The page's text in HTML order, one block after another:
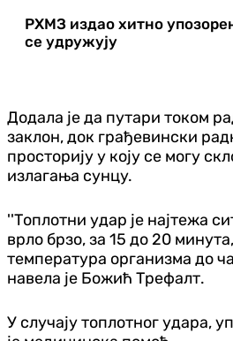
РХМЗ издао хитно
се удружују
Додала је да путари током
заклон, док грађевински
просторију у коју се могу
излагања сунцу.
''Топлотни удар је најтежа
врло брзо, за 15 до 20
температура организма до
навела је Божић Трефалт.
У случају топлотног удара,